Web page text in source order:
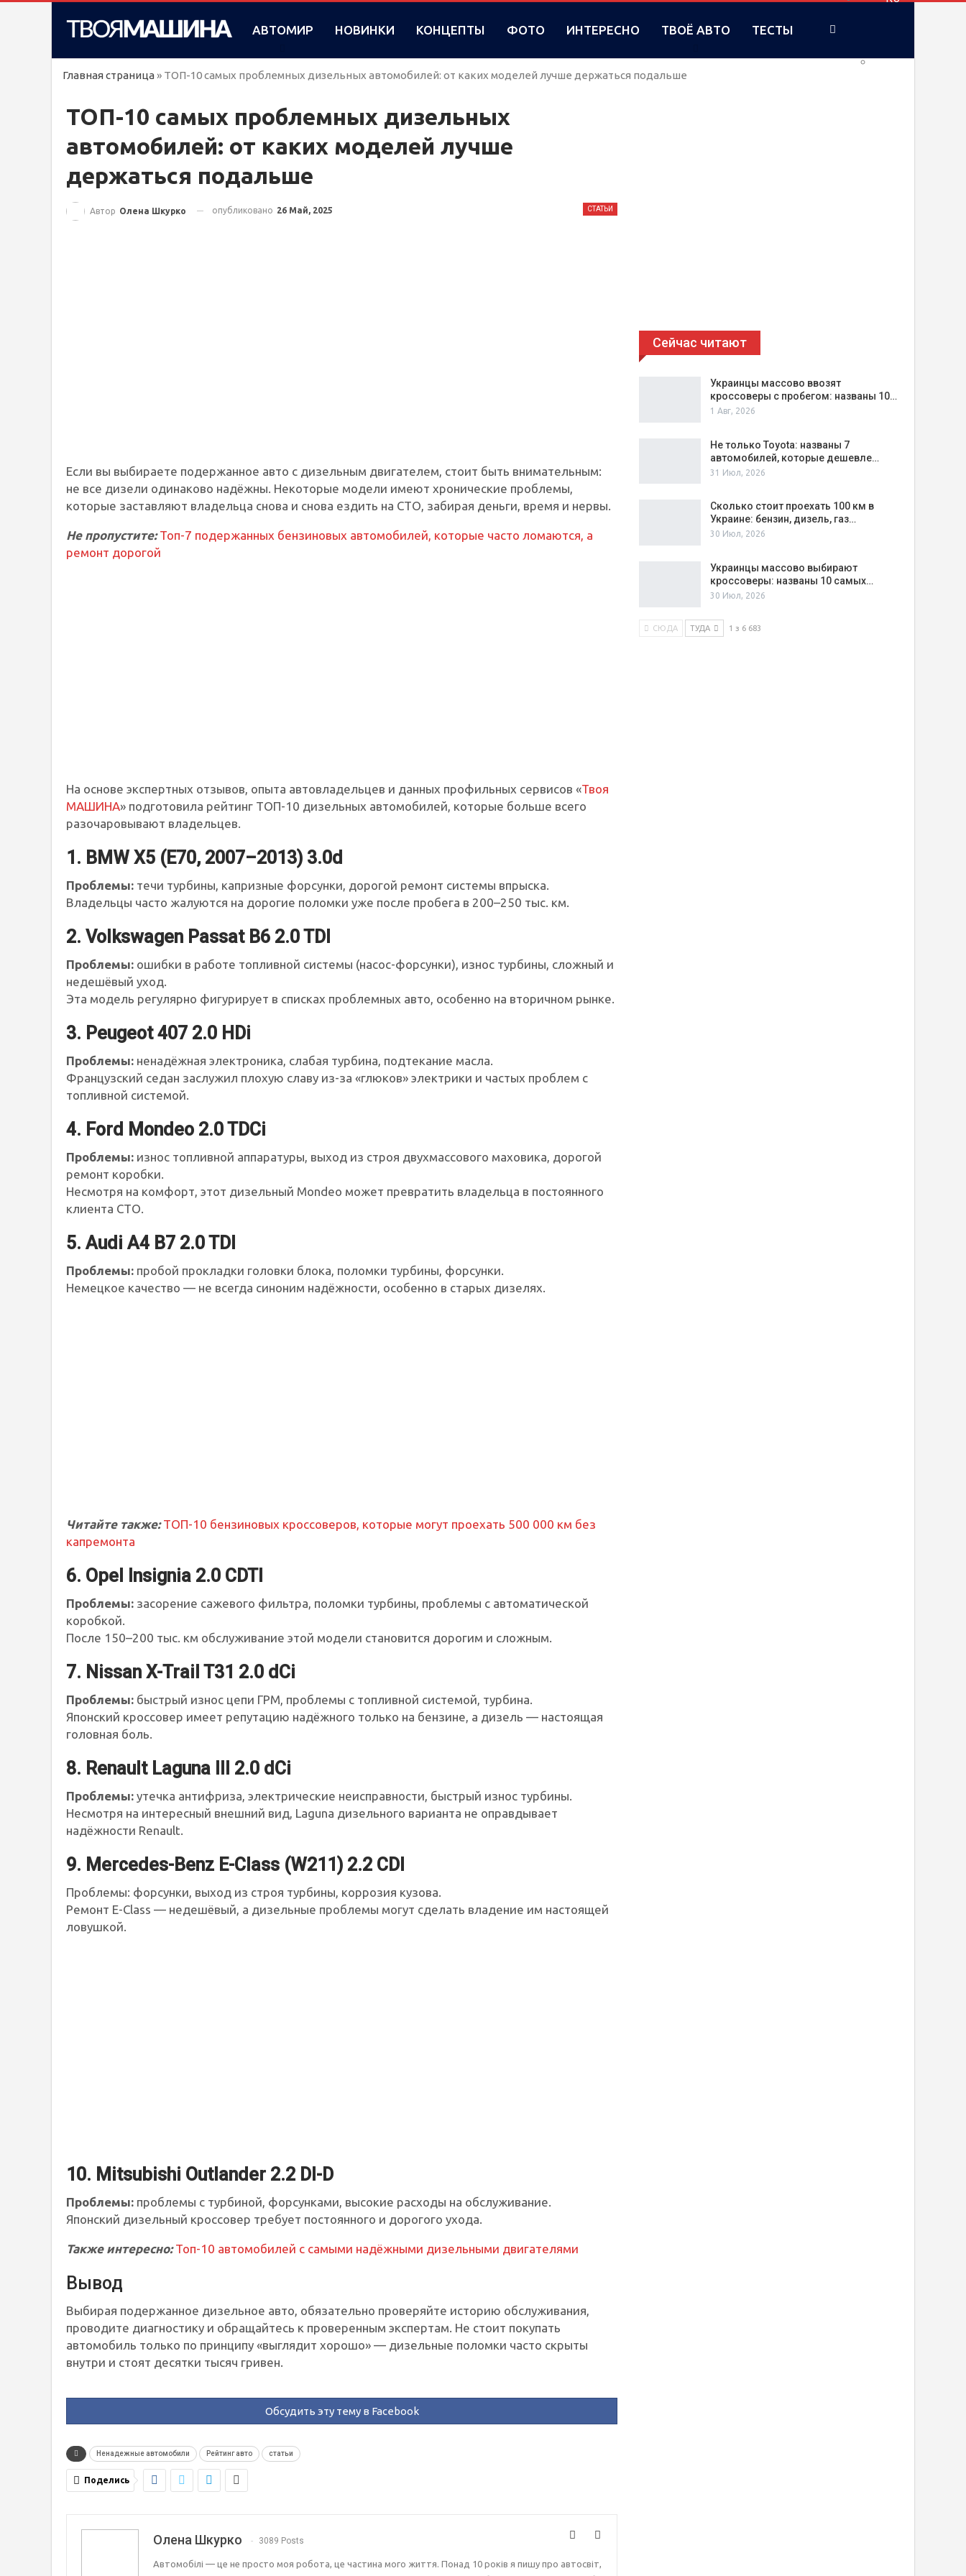
UA
АВТОМИР НОВИНКИ КОНЦЕПТЫ ФОТО ИНТЕРЕСНО ТВОЁ АВТО ТЕСТЫ
Главная страница » ТОП-10 самых проблемных дизельных автомобилей: от каких моделей лучше держаться подальше
ТОП-10 самых проблемных дизельных
автомобилей: от каких моделей лучше
держаться подальше
СТАТЬИ
Автор Олена Шкурко опубликовано 26 Май, 2025
Если вы выбираете подержанное авто с дизельным двигателем, стоит быть внимательным:
не все дизели одинаково надёжны. Некоторые модели имеют хронические проблемы,
которые заставляют владельца снова и снова ездить на СТО, забирая деньги, время и нервы.
Не пропустите: Топ-7 подержанных бензиновых автомобилей, которые часто ломаются, а
ремонт дорогой
На основе экспертных отзывов, опыта автовладельцев и данных профильных сервисов «Твоя
МАШИНА» подготовила рейтинг ТОП-10 дизельных автомобилей, которые больше всего
разочаровывают владельцев.
1. BMW X5 (E70, 2007–2013) 3.0d
Проблемы: течи турбины, капризные форсунки, дорогой ремонт системы впрыска.
Владельцы часто жалуются на дорогие поломки уже после пробега в 200–250 тыс. км.
2. Volkswagen Passat B6 2.0 TDI
Проблемы: ошибки в работе топливной системы (насос-форсунки), износ турбины, сложный и
недешёвый уход.
Эта модель регулярно фигурирует в списках проблемных авто, особенно на вторичном рынке.
3. Peugeot 407 2.0 HDi
Проблемы: ненадёжная электроника, слабая турбина, подтекание масла.
Французский седан заслужил плохую славу из-за «глюков» электрики и частых проблем с
топливной системой.
4. Ford Mondeo 2.0 TDCi
Проблемы: износ топливной аппаратуры, выход из строя двухмассового маховика, дорогой
ремонт коробки.
Несмотря на комфорт, этот дизельный Mondeo может превратить владельца в постоянного
клиента СТО.
5. Audi A4 B7 2.0 TDI
Проблемы: пробой прокладки головки блока, поломки турбины, форсунки.
Немецкое качество — не всегда синоним надёжности, особенно в старых дизелях.
Читайте также: ТОП-10 бензиновых кроссоверов, которые могут проехать 500 000 км без
капремонта
6. Opel Insignia 2.0 CDTI
Проблемы: засорение сажевого фильтра, поломки турбины, проблемы с автоматической
коробкой.
После 150–200 тыс. км обслуживание этой модели становится дорогим и сложным.
7. Nissan X-Trail T31 2.0 dCi
Проблемы: быстрый износ цепи ГРМ, проблемы с топливной системой, турбина.
Японский кроссовер имеет репутацию надёжного только на бензине, а дизель — настоящая
головная боль.
8. Renault Laguna III 2.0 dCi
Проблемы: утечка антифриза, электрические неисправности, быстрый износ турбины.
Несмотря на интересный внешний вид, Laguna дизельного варианта не оправдывает
надёжности Renault.
9. Mercedes-Benz E-Class (W211) 2.2 CDI
Проблемы: форсунки, выход из строя турбины, коррозия кузова.
Ремонт E-Class — недешёвый, а дизельные проблемы могут сделать владение им настоящей
ловушкой.
10. Mitsubishi Outlander 2.2 DI-D
Проблемы: проблемы с турбиной, форсунками, высокие расходы на обслуживание.
Японский дизельный кроссовер требует постоянного и дорогого ухода.
Также интересно: Топ-10 автомобилей с самыми надёжными дизельными двигателями
Вывод
Выбирая подержанное дизельное авто, обязательно проверяйте историю обслуживания,
проводите диагностику и обращайтесь к проверенным экспертам. Не стоит покупать
автомобиль только по принципу «выглядит хорошо» — дизельные поломки часто скрыты
внутри и стоят десятки тысяч гривен.
Обсудить эту тему в Facebook
Ненадежные автомобили Рейтинг авто статьи
Поделись
Олена Шкурко 3089 Posts
Автомобілі — це не просто моя робота, це частина мого життя. Понад 10 років я пишу про автосвіт,
Сейчас читают
Украинцы массово ввозят
кроссоверы с пробегом: названы 10…
1 Авг, 2026
Не только Toyota: названы 7
автомобилей, которые дешевле…
31 Июл, 2026
Сколько стоит проехать 100 км в
Украине: бензин, дизель, газ…
30 Июл, 2026
Украинцы массово выбирают
кроссоверы: названы 10 самых…
30 Июл, 2026
СЮДА ТУДА 1 з 6 683